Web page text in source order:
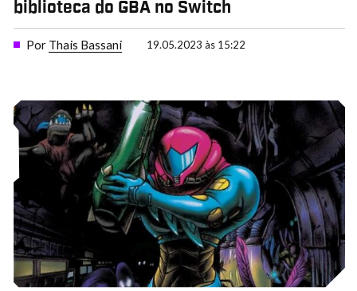
biblioteca do GBA no Switch
Por Thais Bassani 19.05.2023 às 15:22